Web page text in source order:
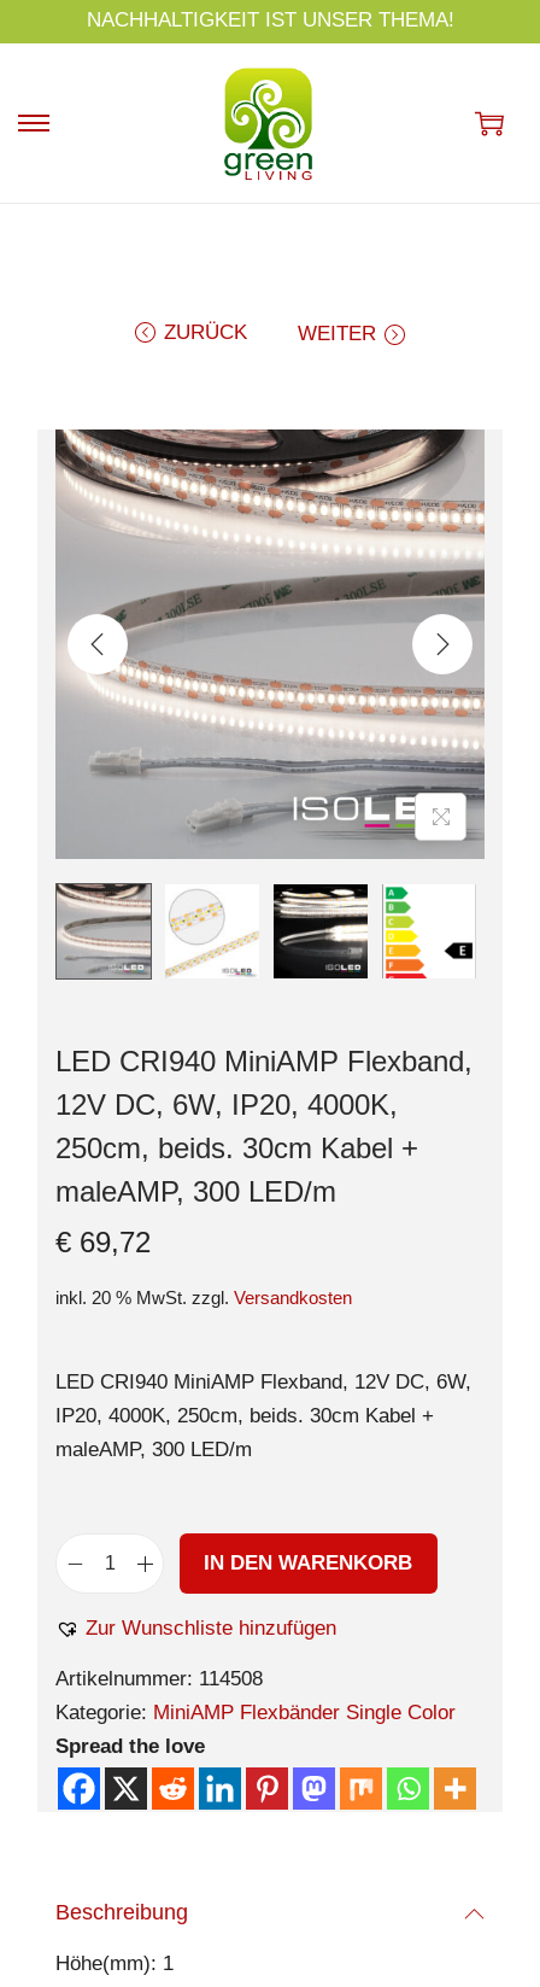
p
NACHHALTIGKEIT IST UNSER THEMA!
ZURÜCK WEITER
LED CRI940 MiniAMP Flexband,
12V DC, 6W, IP20, 4000K,
250cm, beids. 30cm Kabel +
maleAMP, 300 LED/m
€ 69,72
inkl. 20 % MwSt. zzgl. Versandkosten
LED CRI940 MiniAMP Flexband, 12V DC, 6W,
IP20, 4000K, 250cm, beids. 30cm Kabel +
maleAMP, 300 LED/m
IN DEN WARENKORB
Zur Wunschliste hinzufügen
Artikelnummer: 114508
Kategorie: MiniAMP Flexbänder Single Color
Spread the love
Beschreibung
Höhe(mm): 1